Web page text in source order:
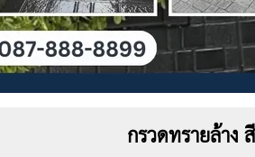
กรวดทรายล้าง